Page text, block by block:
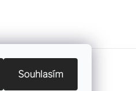
Souhlasím